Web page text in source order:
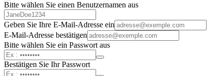
Bitte wählen Sie einen Benutzernamen aus
Geben Sie Ihre E-Mail-Adresse ein
E-Mail-Adresse bestätigen
Bitte wählen Sie ein Passwort aus
Bestätigen Sie Ihr Passwort